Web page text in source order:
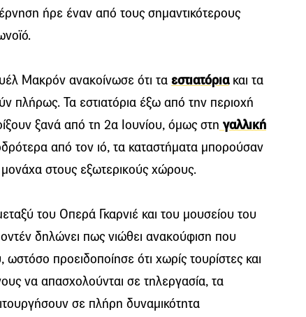
ήρε έναν από τους σημαντικότερους
Μακρόν ανακοίνωσε ότι τα εστιατόριακαι τα
πλήρως. Τα εστιατόρια έξω από την περιοχή
ξανά από τη 2α Ιουνίου, όμως στη γαλλική
από τον ιό, τα καταστήματα μπορούσαν
στους εξωτερικούς χώρους.
του Οπερά Γκαρνιέ και του μουσείου του
δηλώνει πως νιώθει ανακούφιση που
προειδοποίησε ότι χωρίς τουρίστες και
να απασχολούνται σε τηλεργασία, τα
σε πλήρη δυναμικότητα